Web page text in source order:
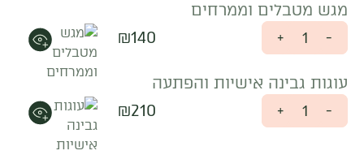
מגש מטבלים וממרחים
₪140
עוגות גבינה אישיות והפתעה
₪210